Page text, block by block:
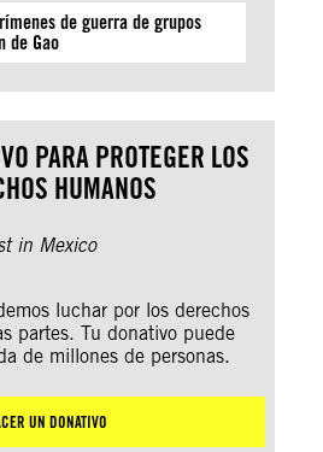
de guerra de grupos
de Gao
PARA PROTEGER LOS
HUMANOS
luchar por los derechos
partes. Tu donativo puede
de millones de personas.
UN DONATIVO